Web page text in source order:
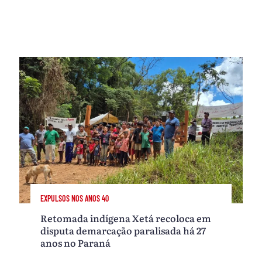
EXPULSOS NOS ANOS 40
Retomada indígena Xetá recoloca em
disputa demarcação paralisada há 27
anos no Paraná